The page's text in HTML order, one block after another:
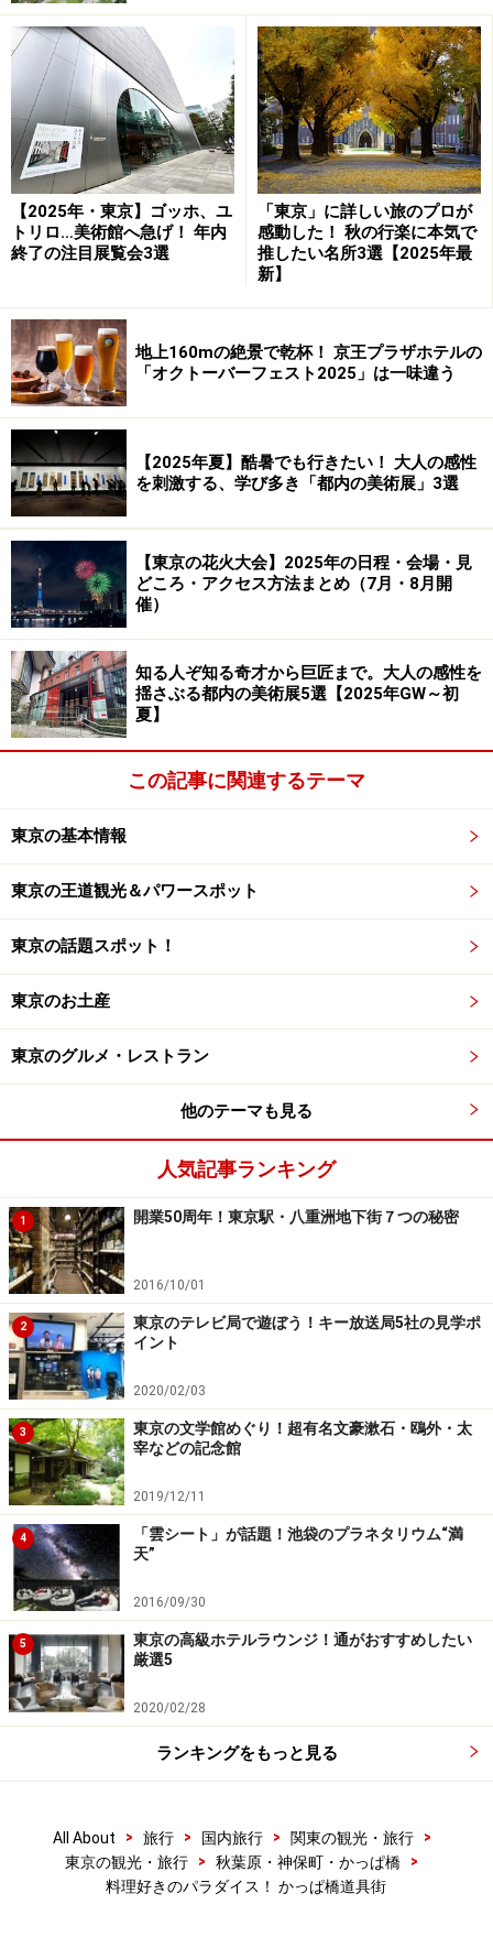
【2025年・東京】ゴッホ、ユ
トリロ…美術館へ急げ！ 年内
終了の注目展覧会3選
「東京」に詳しい旅のプロが
感動した！ 秋の行楽に本気で
推したい名所3選【2025年最
新】
地上160mの絶景で乾杯！ 京王プラザホテルの
「オクトーバーフェスト2025」は一味違う
【2025年夏】酷暑でも行きたい！ 大人の感性
を刺激する、学び多き「都内の美術展」3選
【東京の花火大会】2025年の日程・会場・見
どころ・アクセス方法まとめ（7月・8月開
催）
知る人ぞ知る奇才から巨匠まで。大人の感性を
揺さぶる都内の美術展5選【2025年GW～初
夏】
この記事に関連するテーマ
東京の基本情報
東京の王道観光＆パワースポット
東京の話題スポット！
東京のお土産
東京のグルメ・レストラン
他のテーマも見る
人気記事ランキング
1 開業50周年！東京駅・八重洲地下街７つの秘密
2016/10/01
2
東京のテレビ局で遊ぼう！キー放送局5社の見学ポ
イント
2020/02/03
3
東京の文学館めぐり！超有名文豪漱石・鴎外・太
宰などの記念館
2019/12/11
4
「雲シート」が話題！池袋のプラネタリウム“満
天”
2016/09/30
5
東京の高級ホテルラウンジ！通がおすすめしたい
厳選5
2020/02/28
ランキングをもっと見る
All About > 旅行 > 国内旅行 > 関東の観光・旅行
>
東京の観光・旅行
> 秋葉原・神保町・かっぱ橋
>
料理好きのパラダイス！ かっぱ橋道具街